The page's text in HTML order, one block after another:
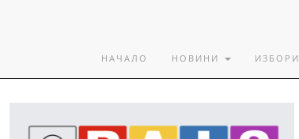
НАЧАЛО НОВИНИ ИЗБОРИ